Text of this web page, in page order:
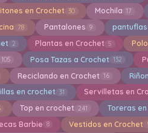
en Crochet 30 Mochila 17
78 Pantalones 9 pantuflas
2 Plantas en Crochet 5
105 Posa Tazas a Crochet 132
Reciclando en Crochet 16
en crochet 31 Servilletas en
Top en crochet 241 Toreras
Barbie 8 Vestidos en Crochet